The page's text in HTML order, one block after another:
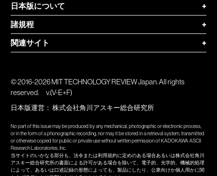
日本版について
+
諸規程
+
関連サイト
+
© 2016-2026 MIT TECHNOLOGY REVIEW Japan. All rights
reserved.
v.(V-E+F)
日本版運営：株式会社角川アスキー総合研究所
No part of this issue may be produced by any mechanical, photographic or electronic process,
or in the form of a phonographic recording, nor may it be stored in a retrieval system, transmitted
or otherwise copied for public or private use without written permission of KADOKAWA ASCII
Research Laboratories, Inc.
当サイトのいかなる部分も、法令または利用規約に定めのある場合あるいは株式会社角川
アスキー総合研究所の書面による許可がある場合を除いて、電子的、光学的、機械的処理
によって、あるいは口述記録の形態によっても、製品にしたり、公衆向けか個人用かに関